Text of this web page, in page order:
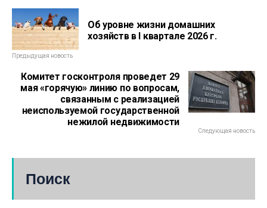
Об уровне жизни домашних
хозяйств в I квартале 2026 г.
Предыдущая новость
Комитет госконтроля проведет 29
мая «горячую» линию по вопросам,
связанным с реализацией
неиспользуемой государственной
нежилой недвижимости
Следующая новость
Поиск